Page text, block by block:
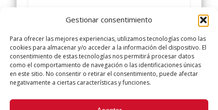
Gestionar consentimiento
Para ofrecer las mejores experiencias, utilizamos tecnologías como las
cookies para almacenar y/o acceder a la información del dispositivo. El
consentimiento de estas tecnologías nos permitirá procesar datos
como el comportamiento de navegación o las identificaciones únicas
en este sitio. No consentir o retirar el consentimiento, puede afectar
negativamente a ciertas características y funciones.
Redes Sociales
Did you like this article? Share it with your friends!